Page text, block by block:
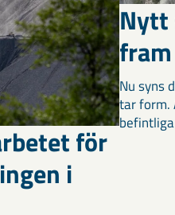
för
i
Nytt
fram
Nu syns
tar form.